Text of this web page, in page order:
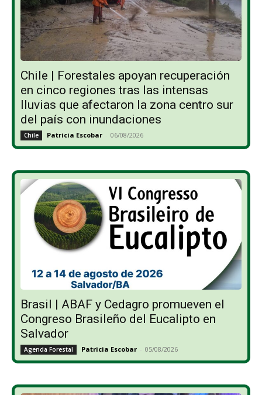
Chile | Forestales apoyan recuperación
en cinco regiones tras las intensas
lluvias que afectaron la zona centro sur
del país con inundaciones
Chile Patricia Escobar - 06/08/2026
Brasil | ABAF y Cedagro promueven el
Congreso Brasileño del Eucalipto en
Salvador
Agenda Forestal Patricia Escobar - 05/08/2026